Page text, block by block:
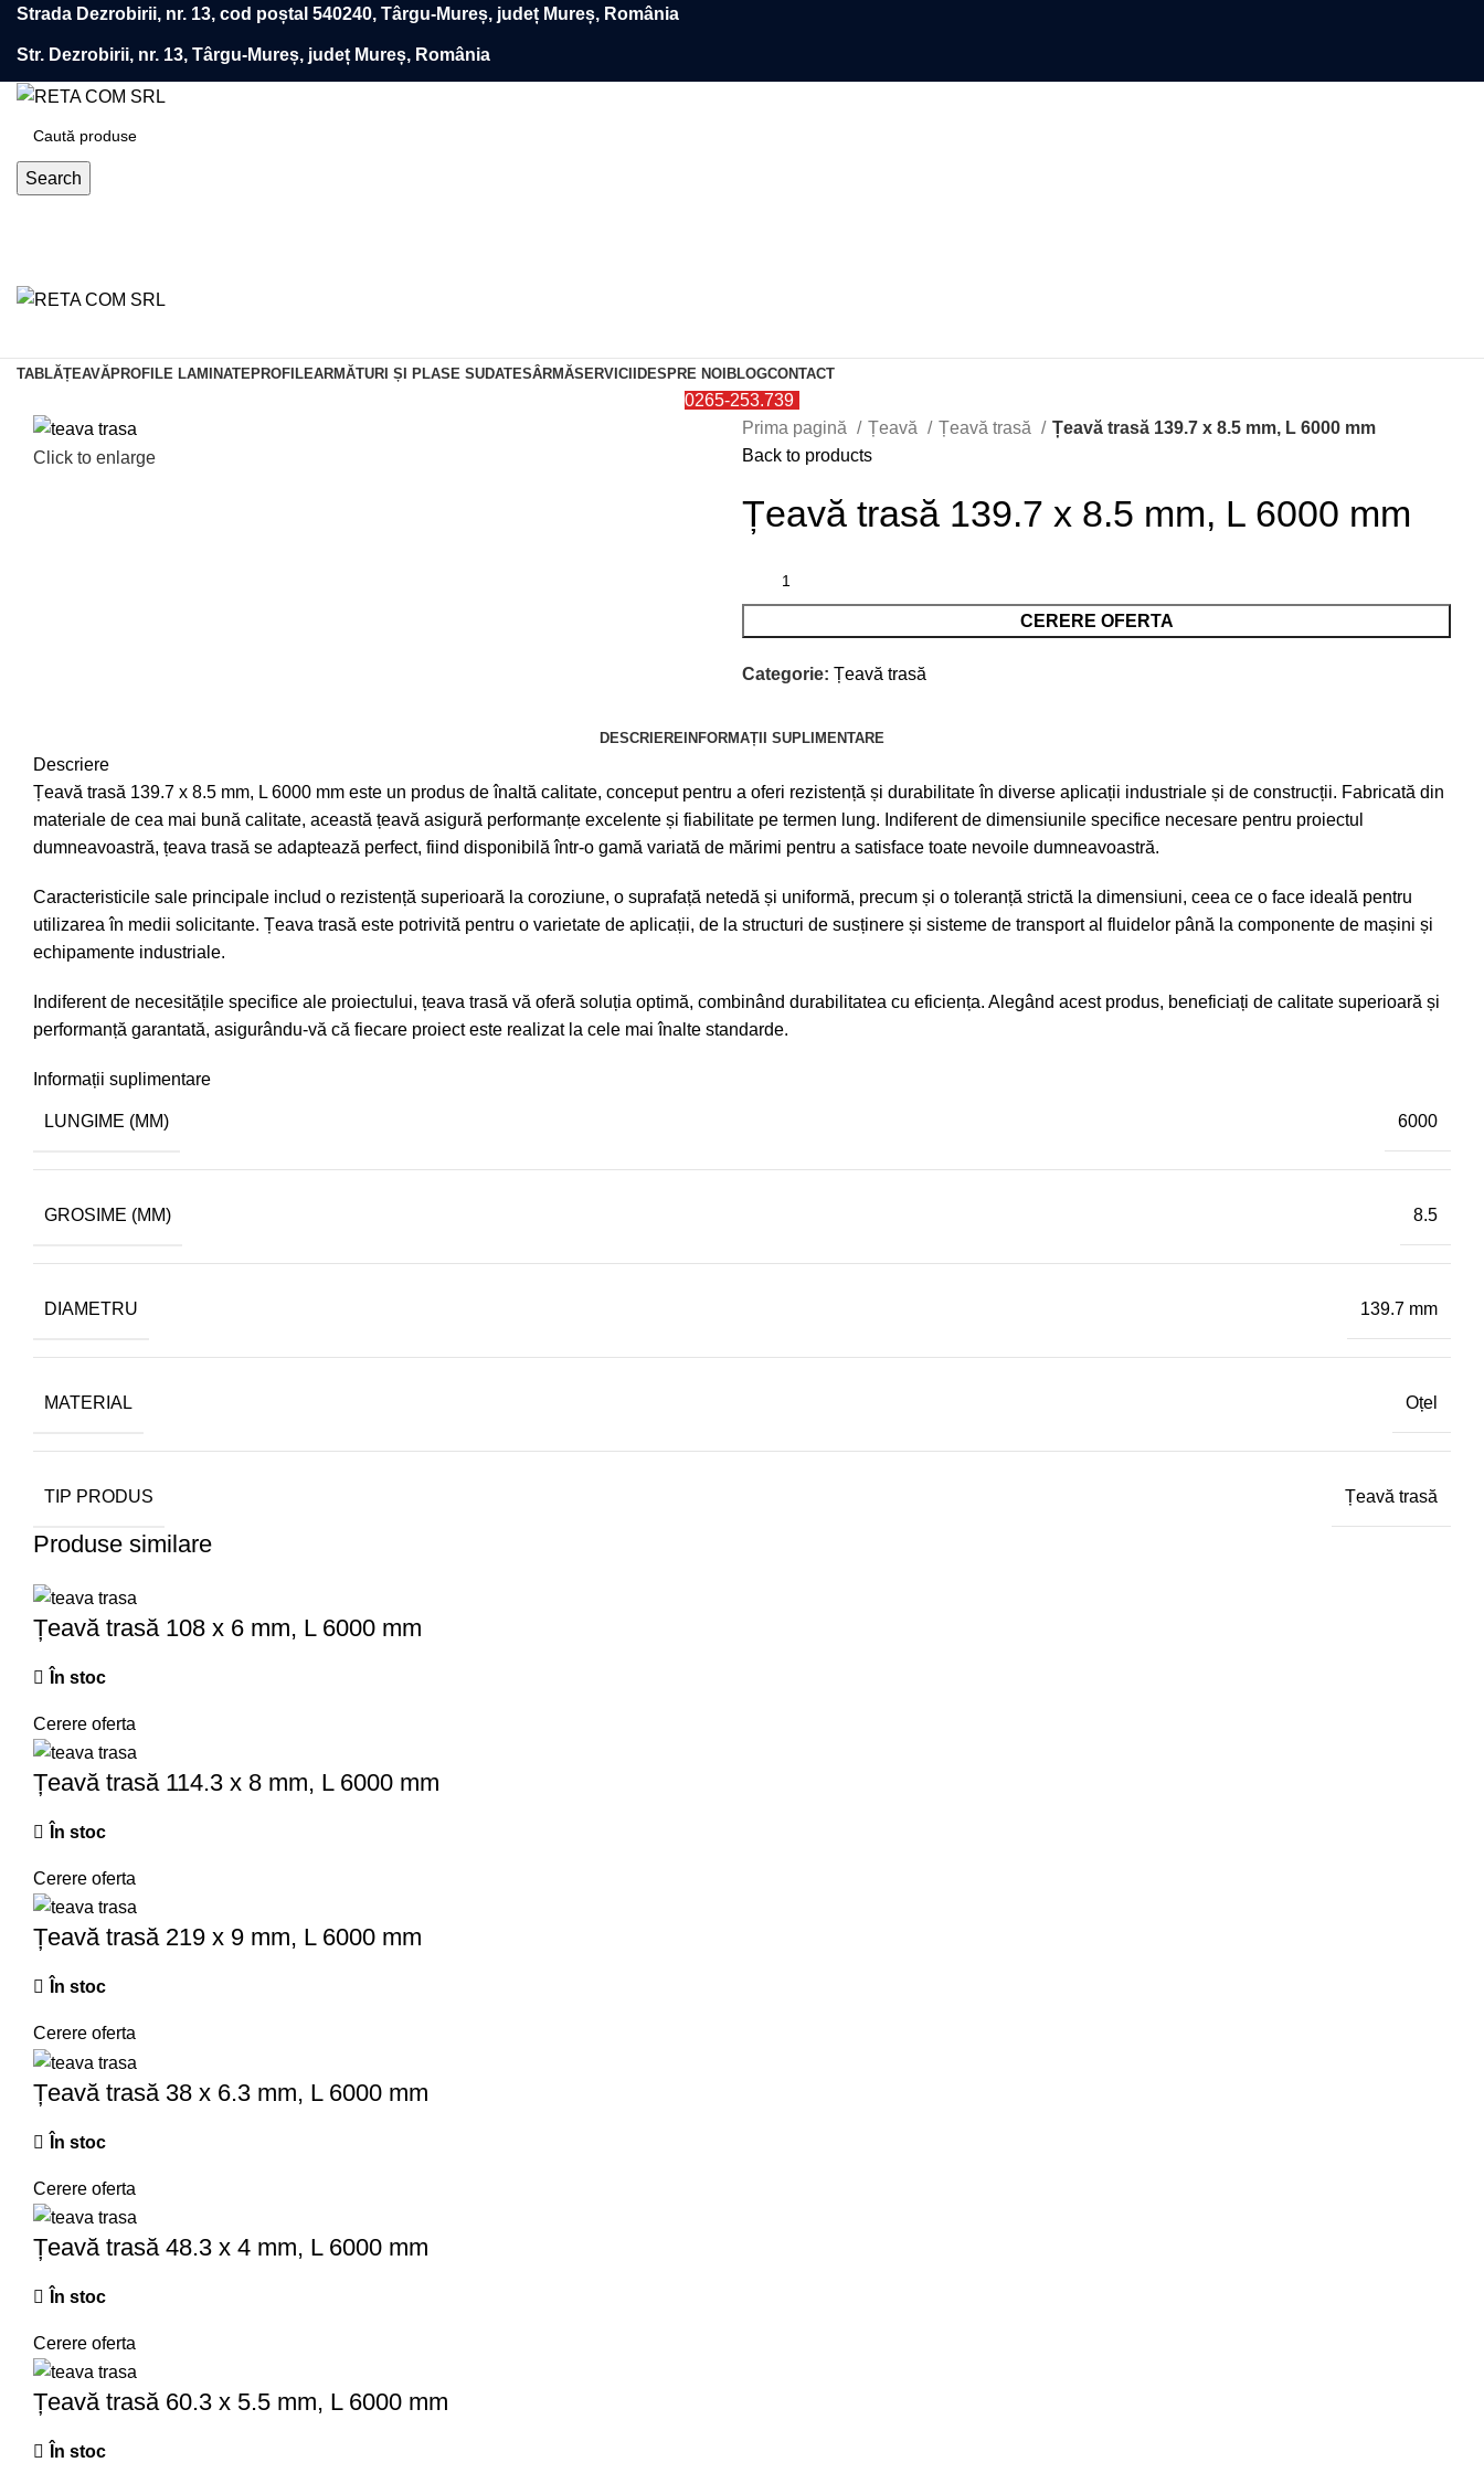
Strada Dezrobirii, nr. 13, cod poștal 540240, Târgu-Mureș, județ Mureș, România
Str. Dezrobirii, nr. 13, Târgu-Mureș, județ Mureș, România
Search
TABLĂȚEAVĂPROFILE LAMINATEPROFILEARMĂTURI ȘI PLASE SUDATESÂRMĂSERVICIIDESPRE NOIBLOGCONTACT
0265-253.739
Click to enlarge
Prima pagină Țeavă Țeavă trasă
Țeavă trasă 139.7 x 8.5 mm, L 6000 mm
Back to products
Țeavă trasă 139.7 x 8.5 mm, L 6000 mm
CERERE OFERTA
Categorie: Țeavă trasă
DESCRIEREINFORMAȚII SUPLIMENTARE
Descriere
Țeavă trasă 139.7 x 8.5 mm, L 6000 mm este un produs de înaltă calitate, conceput pentru a oferi rezistență și durabilitate în diverse aplicații industriale și de construcții. Fabricată din
materiale de cea mai bună calitate, această țeavă asigură performanțe excelente și fiabilitate pe termen lung. Indiferent de dimensiunile specifice necesare pentru proiectul
dumneavoastră, țeava trasă se adaptează perfect, fiind disponibilă într-o gamă variată de mărimi pentru a satisface toate nevoile dumneavoastră.
Caracteristicile sale principale includ o rezistență superioară la coroziune, o suprafață netedă și uniformă, precum și o toleranță strictă la dimensiuni, ceea ce o face ideală pentru
utilizarea în medii solicitante. Țeava trasă este potrivită pentru o varietate de aplicații, de la structuri de susținere și sisteme de transport al fluidelor până la componente de mașini și
echipamente industriale.
Indiferent de necesitățile specifice ale proiectului, țeava trasă vă oferă soluția optimă, combinând durabilitatea cu eficiența. Alegând acest produs, beneficiați de calitate superioară și
performanță garantată, asigurându-vă că fiecare proiect este realizat la cele mai înalte standarde.
Informații suplimentare
LUNGIME (MM) 6000
GROSIME (MM) 8.5
DIAMETRU 139.7 mm
MATERIAL Oțel
TIP PRODUS Țeavă trasă
Produse similare
Țeavă trasă 108 x 6 mm, L 6000 mm
În stoc
Cerere oferta
Țeavă trasă 114.3 x 8 mm, L 6000 mm
În stoc
Cerere oferta
Țeavă trasă 219 x 9 mm, L 6000 mm
În stoc
Cerere oferta
Țeavă trasă 38 x 6.3 mm, L 6000 mm
În stoc
Cerere oferta
Țeavă trasă 48.3 x 4 mm, L 6000 mm
În stoc
Cerere oferta
Țeavă trasă 60.3 x 5.5 mm, L 6000 mm
În stoc